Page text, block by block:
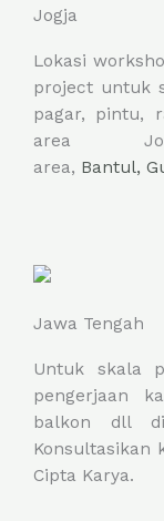
Jogja
Lokasi
project untuk
pagar, pintu,
area
area, Bantul,
Jawa Tengah
Untuk skala
pengerjaan
balkon dll
Konsultasikan
Cipta Karya.